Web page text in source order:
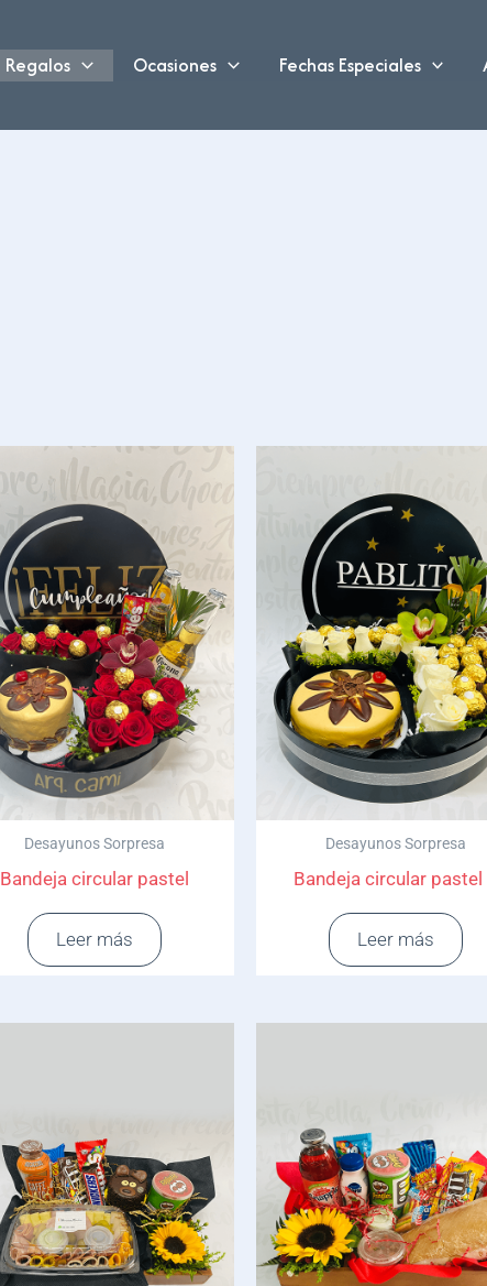
Regalos Ocasiones Fechas Especiales
Desayunos Sorpresa
Bandeja circular pastel
Leer más
Desayunos Sorpresa
Bandeja circular pastel
Leer más